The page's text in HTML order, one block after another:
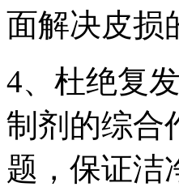
面解决皮损
4、杜绝复
制剂的综合
题，保证洁